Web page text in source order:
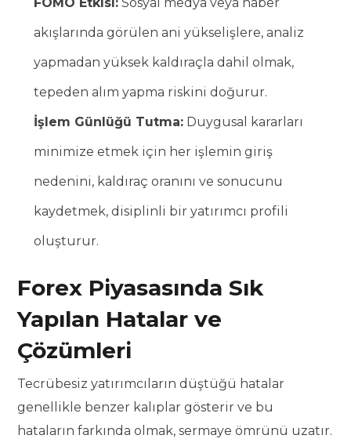
akışlarında görülen ani yükselişlere, analiz
yapmadan yüksek kaldıraçla dahil olmak,
tepeden alım yapma riskini doğurur.
İşlem Günlüğü Tutma: Duygusal kararları
minimize etmek için her işlemin giriş
nedenini, kaldıraç oranını ve sonucunu
kaydetmek, disiplinli bir yatırımcı profili
oluşturur.
Forex Piyasasında Sık
Yapılan Hatalar ve
Çözümleri
Tecrübesiz yatırımcıların düştüğü hatalar
genellikle benzer kalıplar gösterir ve bu
hataların farkında olmak, sermaye ömrünü uzatır.